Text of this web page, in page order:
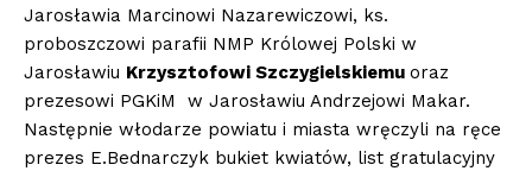
Jarosławia Marcinowi Nazarewiczowi, ks.
proboszczowi parafii NMP Królowej Polski w
Jarosławiu Krzysztofowi Szczygielskiemu oraz
prezesowi PGKiM w Jarosławiu Andrzejowi Makar.
Następnie włodarze powiatu i miasta wręczyli na ręce
prezes E.Bednarczyk bukiet kwiatów, list gratulacyjny